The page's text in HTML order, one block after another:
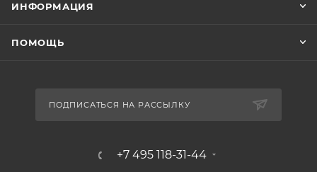
ИНФОРМАЦИЯ
ПОМОЩЬ
ПОДПИСАТЬСЯ НА РАССЫЛКУ
+7 495 118-31-44